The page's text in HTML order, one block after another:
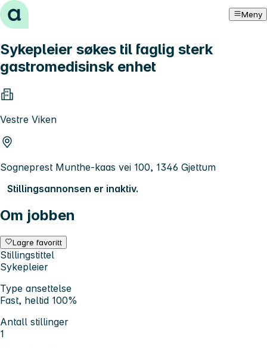
Hopp til innhold Meny
Sykepleier søkes til faglig sterk
gastromedisinsk enhet
Vestre Viken
Sogneprest Munthe-kaas vei 100, 1346 Gjettum
Stillingsannonsen er inaktiv.
Om jobben
Lagre favoritt
Stillingstittel
Sykepleier
Type ansettelse
Fast, heltid 100%
Antall stillinger
1